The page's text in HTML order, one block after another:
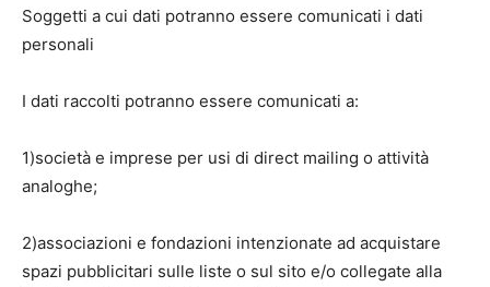
Soggetti a cui dati potranno essere comunicati i dati
personali
I dati raccolti potranno essere comunicati a:
1)società e imprese per usi di direct mailing o attività
analoghe;
2)associazioni e fondazioni intenzionate ad acquistare
spazi pubblicitari sulle liste o sul sito e/o collegate alla